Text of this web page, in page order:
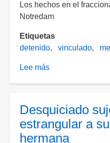
Los hechos en el
Notredam
Etiquetas
detenido
vinculado
Lee más
con
la
ley.
Desquiciado
estrangular a
hermana